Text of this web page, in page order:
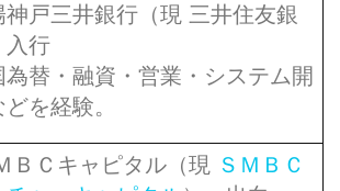
神戸三井銀行（現 三井住友銀
入行
為替・融資・営業・システム開
を経験。
ＢＣキャピタル（現 ＳＭＢＣ